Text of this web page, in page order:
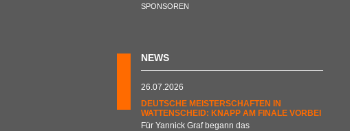
SPONSOREN
NEWS
26.07.2026
DEUTSCHE MEISTERSCHAFTEN IN
WATTENSCHEID: KNAPP AM FINALE VORBEI
Für Yannick Graf begann das